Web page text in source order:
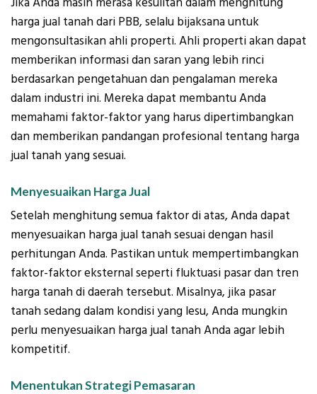
harga jual tanah dari PBB, selalu bijaksana untuk
mengonsultasikan ahli properti. Ahli properti akan dapat
memberikan informasi dan saran yang lebih rinci
berdasarkan pengetahuan dan pengalaman mereka
dalam industri ini. Mereka dapat membantu Anda
memahami faktor-faktor yang harus dipertimbangkan
dan memberikan pandangan profesional tentang harga
jual tanah yang sesuai.
Menyesuaikan Harga Jual
Setelah menghitung semua faktor di atas, Anda dapat
menyesuaikan harga jual tanah sesuai dengan hasil
perhitungan Anda. Pastikan untuk mempertimbangkan
faktor-faktor eksternal seperti fluktuasi pasar dan tren
harga tanah di daerah tersebut. Misalnya, jika pasar
tanah sedang dalam kondisi yang lesu, Anda mungkin
perlu menyesuaikan harga jual tanah Anda agar lebih
kompetitif.
Menentukan Strategi Pemasaran